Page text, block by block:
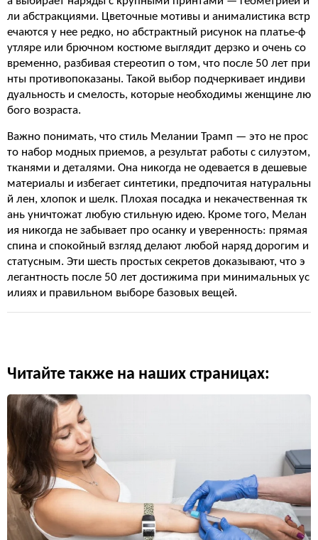
ли абстракциями. Цветочные мотивы и анималистика встр
ечаются у нее редко, но абстрактный рисунок на платье-ф
утляре или брючном костюме выглядит дерзко и очень со
временно, разбивая стереотип о том, что после 50 лет при
нты противопоказаны. Такой выбор подчеркивает индиви
дуальность и смелость, которые необходимы женщине лю
бого возраста.
Важно понимать, что стиль Мелании Трамп — это не прос
то набор модных приемов, а результат работы с силуэтом,
тканями и деталями. Она никогда не одевается в дешевые
материалы и избегает синтетики, предпочитая натуральны
й лен, хлопок и шелк. Плохая посадка и некачественная тк
ань уничтожат любую стильную идею. Кроме того, Мелан
ия никогда не забывает про осанку и уверенность: прямая
спина и спокойный взгляд делают любой наряд дорогим и
статусным. Эти шесть простых секретов доказывают, что э
легантность после 50 лет достижима при минимальных ус
илиях и правильном выборе базовых вещей.
Читайте также на наших страницах: